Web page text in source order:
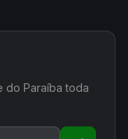
do Paraíba toda